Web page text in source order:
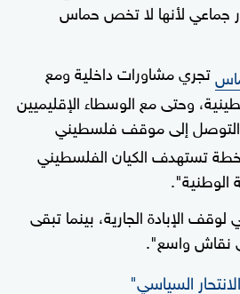
جماعي لأنها لا تخص حماس
تجري مشاورات داخلية ومع
وحتى مع الوسطاء الإقليميين
إلى موقف فلسطيني
تستهدف الكيان الفلسطيني
الوطنية".
الإبادة الجارية، بينما تبقى
نقاش واسع".
السياسي"